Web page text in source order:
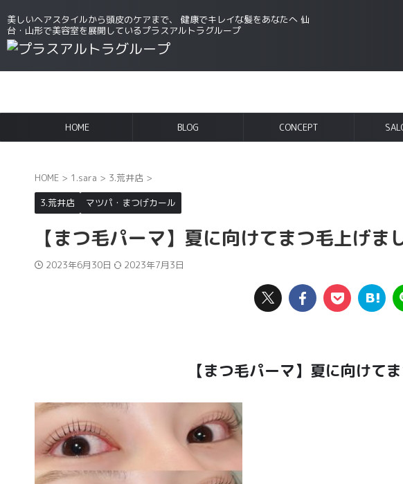
美しいヘアスタイルから頭皮のケアまで、 健康でキレイな髪をあなたへ 仙
台・山形で美容室を展開しているプラスアルトラグループ
HOME BLOG CONCEPT
HOME > 1.sara > 3.荒井店 >
3.荒井店
マツパ・まつげカール
【まつ毛パーマ】夏に向けてまつ毛上げま
2023年6月30日 2023年7月3日
【まつ毛パーマ】夏に向けて